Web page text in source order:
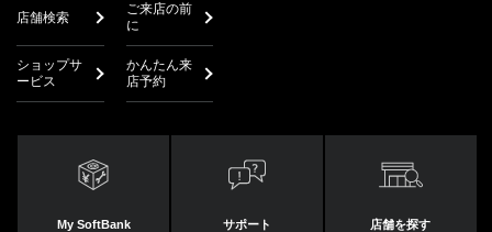
店舗検索
ご来店の前
に
ショップサ
ービス
かんたん来
店予約
My SoftBank サポート 店舗を探す